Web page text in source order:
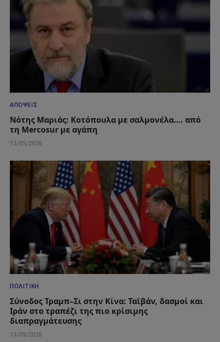
ΑΠΌΨΕΙΣ
Νότης Μαριάς: Κοτόπουλα με σαλμονέλα…. από
τη Mercosur με αγάπη
13/05/2026
ΠΟΛΙΤΙΚΉ
Σύνοδος Τραμπ–Σι στην Κίνα: Ταϊβάν, δασμοί και
Ιράν στο τραπέζι της πιο κρίσιμης
διαπραγμάτευσης
13/05/2026